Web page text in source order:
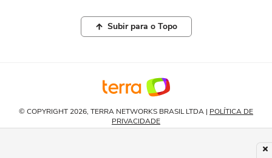
Subir para o Topo
© COPYRIGHT 2026, TERRA NETWORKS BRASIL LTDA | POLÍTICA DE
PRIVACIDADE